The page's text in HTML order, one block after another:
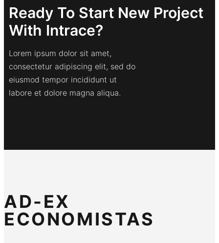
Ready To Start New Project
With Intrace?
Lorem ipsum dolor sit amet,
consectetur adipiscing elit, sed do
eiusmod tempor incididunt ut
labore et dolore magna aliqua.
AD-EX
ECONOMISTAS